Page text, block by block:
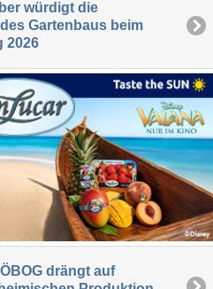
würdigt die
Gartenbaus beim
2026
drängt auf